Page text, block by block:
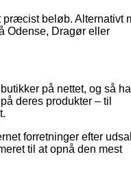
præcist beløb. Alternativt
Odense, Dragør eller
på nettet, og så
deres produkter – til
forretninger efter
til at opnå den mest